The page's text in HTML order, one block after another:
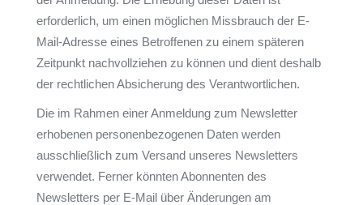
erforderlich, um einen möglichen Missbrauch der E-
Mail-Adresse eines Betroffenen zu einem späteren
Zeitpunkt nachvollziehen zu können und dient deshalb
der rechtlichen Absicherung des Verantwortlichen.
Die im Rahmen einer Anmeldung zum Newsletter
erhobenen personenbezogenen Daten werden
ausschließlich zum Versand unseres Newsletters
verwendet. Ferner könnten Abonnenten des
Newsletters per E-Mail über Änderungen am